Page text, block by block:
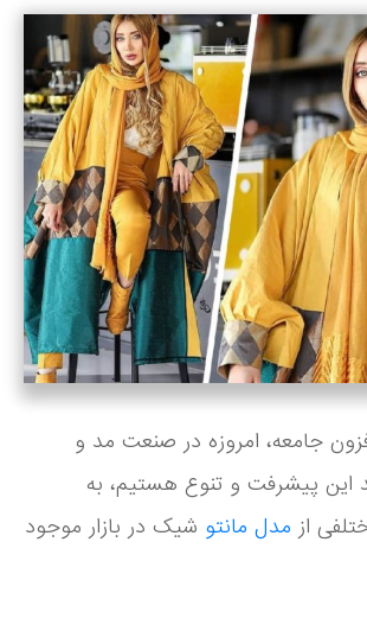
جامعه، امروزه در صنعت مد و
این پیشرفت و تنوع هستیم، به
از مدل مانتو شیک در بازار موجود